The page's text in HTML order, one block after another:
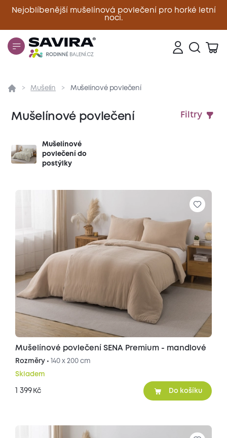
Nejoblíbenější mušelínová povlečení pro horké letní
noci.
Zavřít
Mušelín Mušelínové povlečení
Mušelínové povlečení Filtry
Mušelínové
povlečení do
postýlky
Mušelínové povlečení SENA Premium - mandlové
Rozměry • 140 x 200 cm
Skladem
1 399 Kč Do košíku